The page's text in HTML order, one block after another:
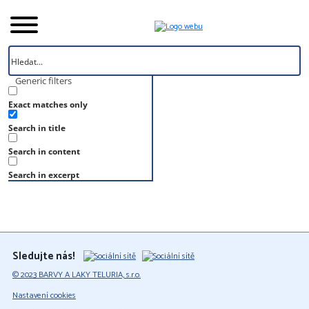
Generic filters
Exact matches only
Search in title
Search in content
Search in excerpt
Úvod
Vzorník
S 0540-G40Y
S 0540-G40Y
Sledujte nás!
© 2023 BARVY A LAKY TELURIA, s.r.o.
Nastavení cookies